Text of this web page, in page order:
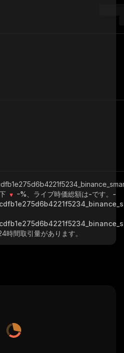
-% 、ライブ時価総額は-です。 -
時間取引量があります。